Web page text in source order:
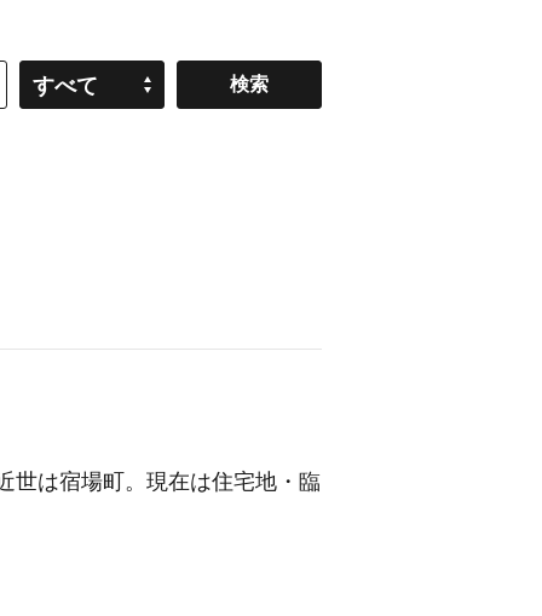
すべて
世は宿場町。現在は住宅地・臨